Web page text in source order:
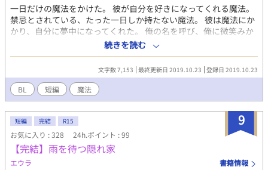
一日だけの魔法をかけた。 彼が自分を好きになってくれる魔法。
禁忌とされている、たった一日しか持たない魔法。 彼は魔法にか
かり、自分に夢中になってくれた。 俺の名を呼び、俺に微笑みか
け、俺だけを好きだと言ってくれる。 嬉しいはずなのに、これを
望んでいたはずなのに…… ※いきなり始まりいきなり終わる ※エ
セファンタジー ※エセ魔法 ※二重人格もどき ※細かいツッコミ
はなしで
続きを読む
文字数 7,153 最終更新日 2019.10.23 登録日 2019.10.23
BL 短編 魔法
9
短編 完結 R15
お気に入り : 328 24h.ポイント : 99
【完結】雨を待つ隠れ家
エウラ 書籍情報